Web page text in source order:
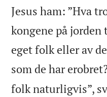
Jesus ham: ”Hva
kongene på
eget folk eller av
som de har
folk naturligvis”,